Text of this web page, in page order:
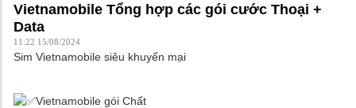
Vietnamobile Tổng hợp các gói cước Thoại +
Data
11:22 15/08/2024
Sim Vietnamobile siêu khuyến mại
Vietnamobile gói Chất